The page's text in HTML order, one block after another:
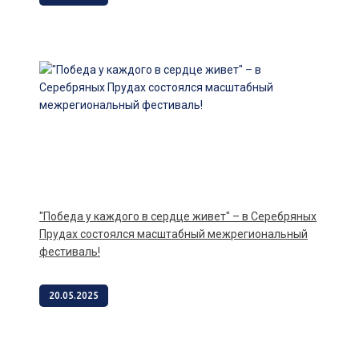
"Победа у каждого в сердце живет" – в Серебряных
Прудах состоялся масштабный межрегиональный
фестиваль!
20.05.2025